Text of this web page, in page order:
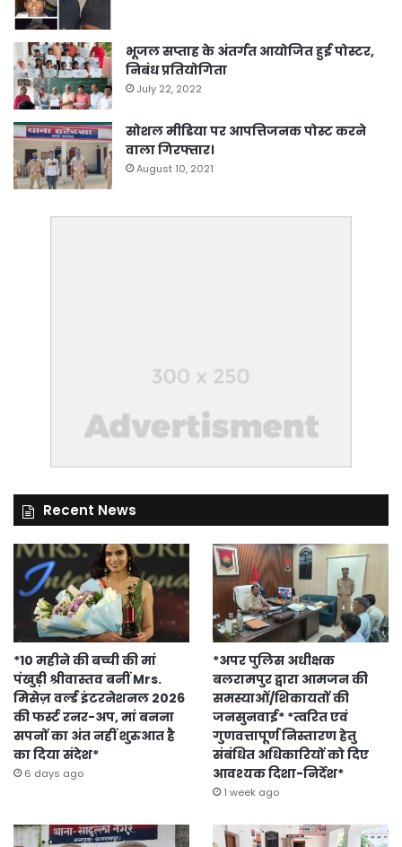
भूजल सप्ताह के अंतर्गत आयोजित हुई पोस्टर,
निबंध प्रतियोगिता
July 22, 2022
सोशल मीडिया पर आपत्तिजनक पोस्ट करने
वाला गिरफ्तार।
August 10, 2021
Recent News
*10 महीने की बच्ची की मां
पंखुड़ी श्रीवास्तव बनीं Mrs.
मिसेज़ वर्ल्ड इंटरनेशनल 2026
की फर्स्ट रनर-अप, मां बनना
सपनों का अंत नहीं शुरुआत है
का दिया संदेश*
6 days ago
*अपर पुलिस अधीक्षक
बलरामपुर द्वारा आमजन की
समस्याओं/शिकायतों की
जनसुनवाई* *त्वरित एवं
गुणवत्तापूर्ण निस्तारण हेतु
संबंधित अधिकारियों को दिए
आवश्यक दिशा-निर्देश*
1 week ago